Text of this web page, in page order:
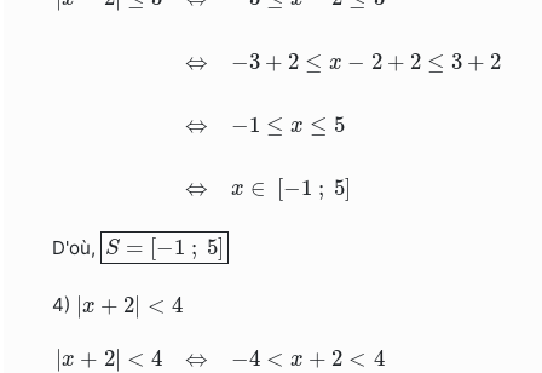
⇔ −3 + 2 ≤ x − 2 + 2 ≤ 3 + 2
⇔ −1 ≤ x ≤ 5
⇔ x ∈ [−1 ; 5]
D'où, S = [−1 ; 5]
S=[−1; 5]
4) |x + 2| < 4
| +2 |<
|x + 2| < 4 ⇔ −4 < x + 2 < 4
| 2 |< ⇔ < − 4− x